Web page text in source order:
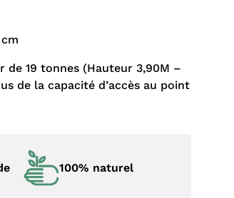
19 tonnes (Hauteur 3,90M –
de la capacité d’accès au point
100% naturel